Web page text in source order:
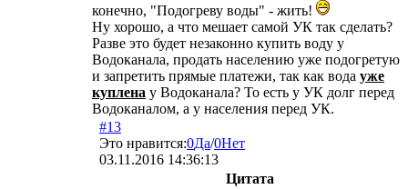
конечно, "Подогреву воды" - жить!
Ну хорошо, а что мешает самой УК так сделать?
Разве это будет незаконно купить воду у
Водоканала, продать населению уже подогретую
и запретить прямые платежи, так как вода уже
куплена у Водоканала? То есть у УК долг перед
Водоканалом, а у населения перед УК.
#13
Это нравится:0Да/0Нет
03.11.2016 14:36:13
Цитата